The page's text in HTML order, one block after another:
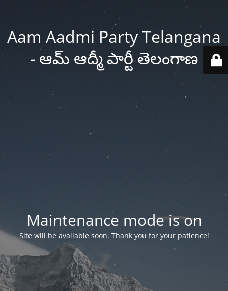
Aam Aadmi Party Telangana
- ఆమ్ ఆద్మీ పార్టీ తెలంగాణ
Maintenance mode is on
Site will be available soon. Thank you for your patience!